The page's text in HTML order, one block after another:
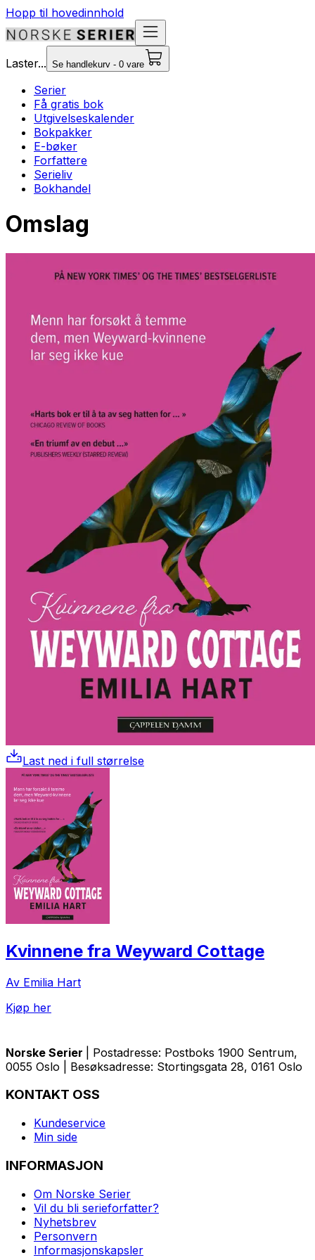
Hopp til hovedinnhold
Laster... Se handlekurv - 0 vare
Serier
Få gratis bok
Utgivelseskalender
Bokpakker
E-bøker
Forfattere
Serieliv
Bokhandel
Omslag
Last ned i full størrelse
Kvinnene fra Weyward Cottage
Av Emilia Hart
Kjøp her
Norske Serier
| Postadresse: Postboks 1900 Sentrum,
0055 Oslo | Besøksadresse: Stortingsgata 28, 0161 Oslo
KONTAKT OSS
Kundeservice
Min side
INFORMASJON
Om Norske Serier
Vil du bli serieforfatter?
Nyhetsbrev
Personvern
Informasjonskapsler